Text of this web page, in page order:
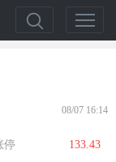
08/07 16:14
停
133.43